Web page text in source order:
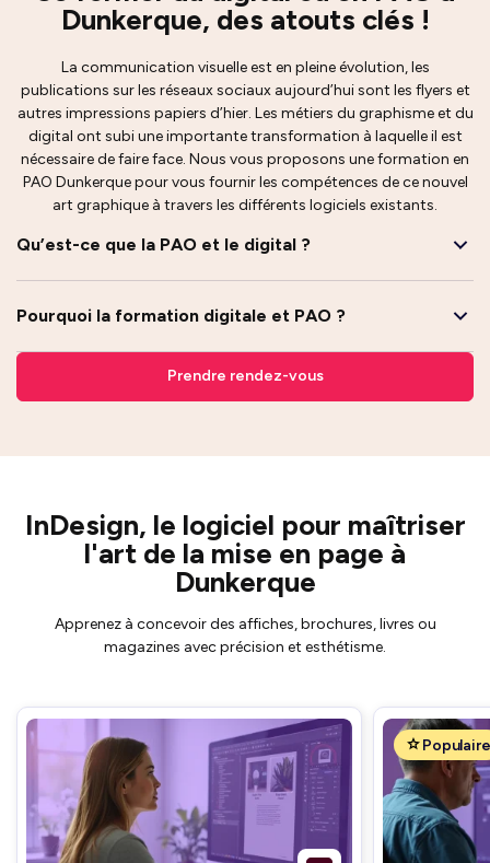
Dunkerque, des atouts clés !
La communication visuelle est en pleine évolution, les
publications sur les réseaux sociaux aujourd’hui sont les flyers et
autres impressions papiers d’hier. Les métiers du graphisme et du
digital ont subi une importante transformation à laquelle il est
nécessaire de faire face. Nous vous proposons une formation en
PAO Dunkerque pour vous fournir les compétences de ce nouvel
art graphique à travers les différents logiciels existants.
Qu’est-ce que la PAO et le digital ?
Pourquoi la formation digitale et PAO ?
Prendre rendez-vous
InDesign, le logiciel pour maîtriser
l'art de la mise en page à
Dunkerque
Apprenez à concevoir des affiches, brochures, livres ou
magazines avec précision et esthétisme.
Populaire